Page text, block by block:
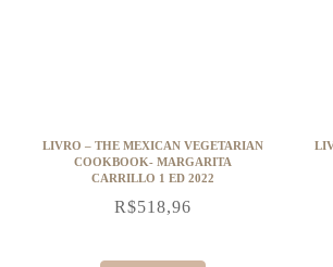
LIVRO – THE MEXICAN VEGETARIAN
COOKBOOK- MARGARITA
CARRILLO 1 ED 2022
R$518,96